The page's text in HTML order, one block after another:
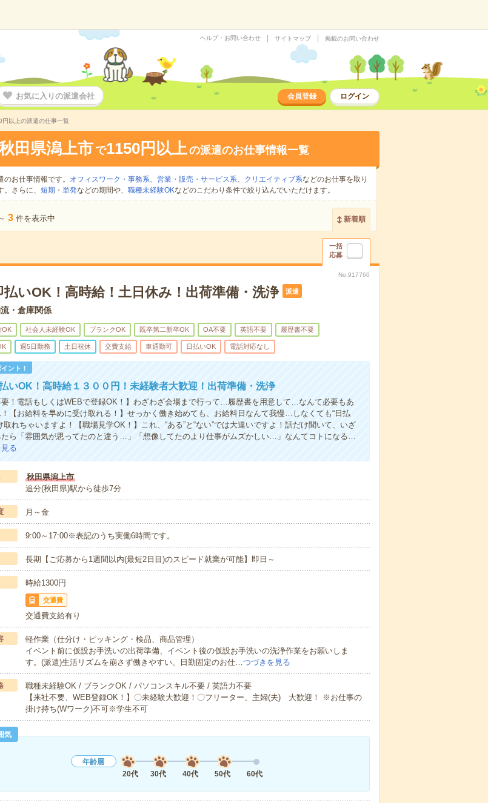
ヘルプ・お問い合わせ サイトマップ 掲載のお問い合わせ
お気に入りの派遣会社 会員登録 ログイン
以上の派遣の仕事一覧
田県潟上市 で1150円以上の派遣のお仕事情報一覧
のお仕事情報です。 オフィスワーク・事務系、 営業・販売・サービス系、 クリエイティブ系などのお仕事を取り
さらに、 短期 ・ 単発などの期間や、 職種未経験OKなどのこだわり条件で絞り込んでいただけます。
3 件を表示中 新着順
一括
応募
No.917760
払いOK！高時給！土日休み！出荷準備・洗浄 派遣
・倉庫関係
OK 社会人未経験OK ブランクOK 既卒第二新卒OK OA不要 英語不要 履歴書不要
週5日勤務 土日祝休 交費支給 車通勤可 日払いOK 電話対応なし
ント！
いOK！高時給１３００円！未経験者大歓迎！出荷準備・洗浄
要！電話もしくはWEBで登録OK！】わざわざ会場まで行って…履歴書を用意して…なんて必要もあ
！【お給料を早めに受け取れる！】せっかく働き始めても、お給料日なんて我慢…しなくても“日払
取れちゃいますよ！【職場見学OK！】これ、“ある”と“ない”では大違いですよ！話だけ聞いて、いざ
たら「雰囲気が思ってたのと違う…」「想像してたのより仕事がムズかしい…」なんてコトになる…
る
秋田県潟上市
追分(秋田県)駅から徒歩7分
月～金
9:00～17:00※表記のうち実働6時間です。
長期【ご応募から1週間以内(最短2日目)のスピード就業が可能】即日～
時給1300円
交通費
交通費支給有り
軽作業（仕分け・ピッキング・検品、商品管理）
イベント前に仮設お手洗いの出荷準備、イベント後の仮設お手洗いの洗浄作業をお願いしま
す。(派遣)生活リズムを崩さず働きやすい、日勤固定のお仕…つづきを見る
職種未経験OK / ブランクOK / パソコンスキル不要 / 英語力不要
【来社不要、WEB登録OK！】〇未経験大歓迎！〇フリーター、主婦(夫) 大歓迎！ ※お仕事の
掛け持ち(Wワーク)不可※学生不可
気
年齢層
20代
30代 40代 50代 60代